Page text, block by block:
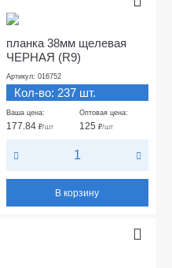
планка 38мм щелевая
ЧЕРНАЯ (R9)
Артикул: 016752
Кол-во: 237 шт.
Ваша цена:
177.84 ₽/шт
Оптовая цена:
125 ₽/шт
В корзину